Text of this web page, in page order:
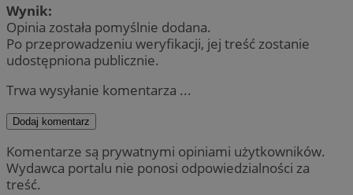
Wynik:
Opinia została pomyślnie dodana.
Po przeprowadzeniu weryfikacji, jej treść zostanie
udostępniona publicznie.
Trwa wysyłanie komentarza ...
Dodaj komentarz
Komentarze są prywatnymi opiniami użytkowników.
Wydawca portalu nie ponosi odpowiedzialności za
treść.